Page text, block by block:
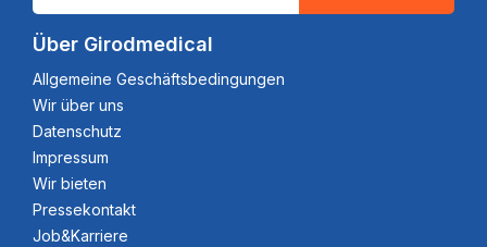
Über Girodmedical
Allgemeine Geschäftsbedingungen
Wir über uns
Datenschutz
Impressum
Wir bieten
Pressekontakt
Job&Karriere